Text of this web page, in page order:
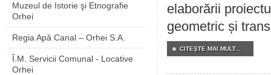
Muzeul de Istorie şi Etnografie
Orhei
Regia Apă Canal – Orhei S.A.
Î.M. Servicii Comunal - Locative
Orhei
elaborării
geometric și
CITEŞTE MAI MULT...